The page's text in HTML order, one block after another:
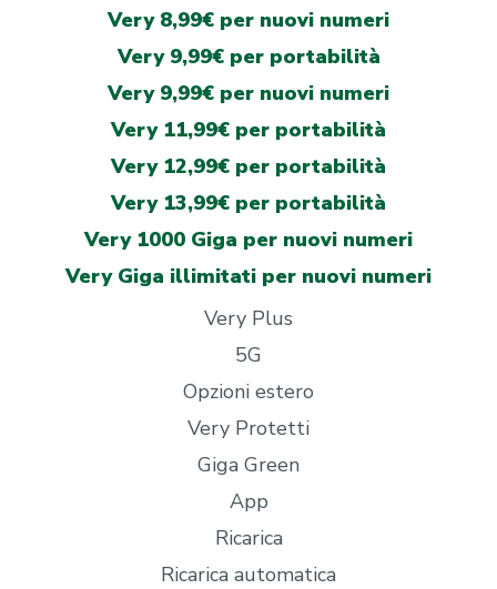
Very 8,99€ per nuovi numeri
Very 9,99€ per portabilità
Very 9,99€ per nuovi numeri
Very 11,99€ per portabilità
Very 12,99€ per portabilità
Very 13,99€ per portabilità
Very 1000 Giga per nuovi numeri
Very Giga illimitati per nuovi numeri
Very Plus
5G
Opzioni estero
Very Protetti
Giga Green
App
Ricarica
Ricarica automatica